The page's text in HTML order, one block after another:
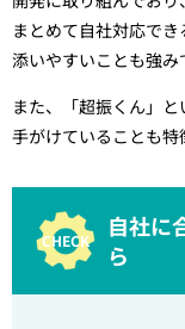
まとめて自社対応で
添いやすいことも強み
また、「超振くん」
手がけていることも特
自社に
ら